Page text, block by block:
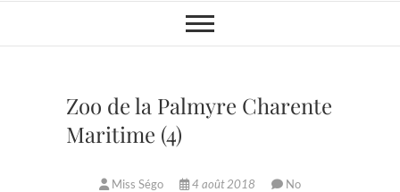
Zoo de la Palmyre Charente
Maritime (4)
Miss Ségo 4 août 2018
No